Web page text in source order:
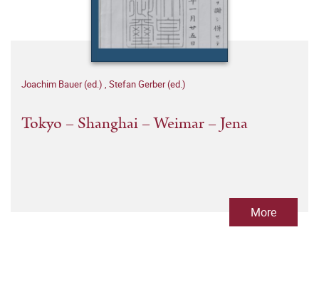
Joachim Bauer (ed.) , Stefan Gerber (ed.)
Tokyo – Shanghai – Weimar – Jena
More